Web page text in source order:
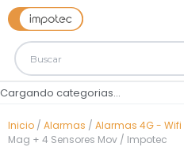
Cargando categorias...
Inicio / Alarmas / Alarmas 4G - Wifi
Mag + 4 Sensores Mov / Impotec